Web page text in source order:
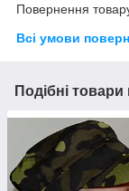
Повернення
Всі умови
Подібні товари